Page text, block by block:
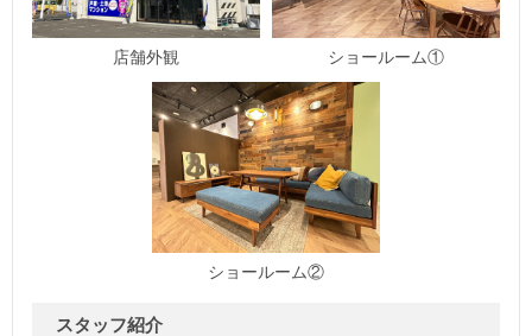
店舗外観 ショールーム①
ショールーム②
スタッフ紹介